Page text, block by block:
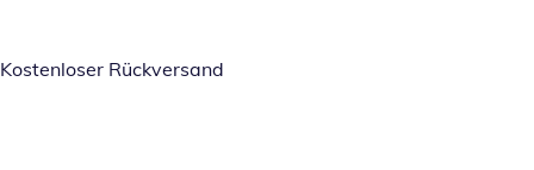
Kostenloser Rückversand